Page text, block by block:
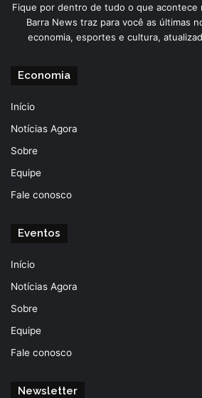
Fique por dentro de tudo o que acontece
Barra News traz para você as últimas
economia, esportes e cultura,
Economia
Início
Notícias Agora
Sobre
Equipe
Fale conosco
Eventos
Início
Notícias Agora
Sobre
Equipe
Fale conosco
Newsletter